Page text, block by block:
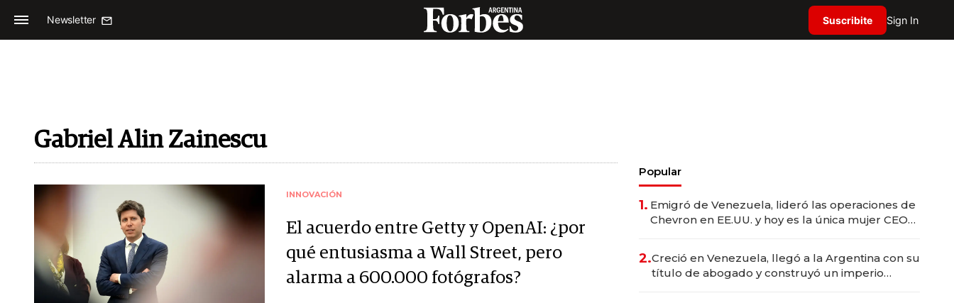
Newsletter Suscribite Sign In
Gabriel Alin Zainescu
INNOVACIÓN
El acuerdo entre Getty y OpenAI: ¿por
qué entusiasma a Wall Street, pero
alarma a 600.000 fotógrafos?
Popular
1. Emigró de Venezuela, lideró las operaciones de
Chevron en EE.UU. y hoy es la única mujer CEO
2.Creció en Venezuela, llegó a la Argentina con su
título de abogado y construyó un imperio